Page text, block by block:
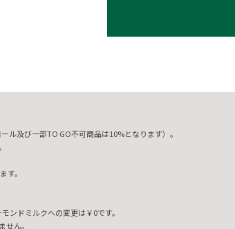
ル及び一部TO GO不可商品は10%となります）。
す。
ンドミルクへの変更は￥0です。
ん。